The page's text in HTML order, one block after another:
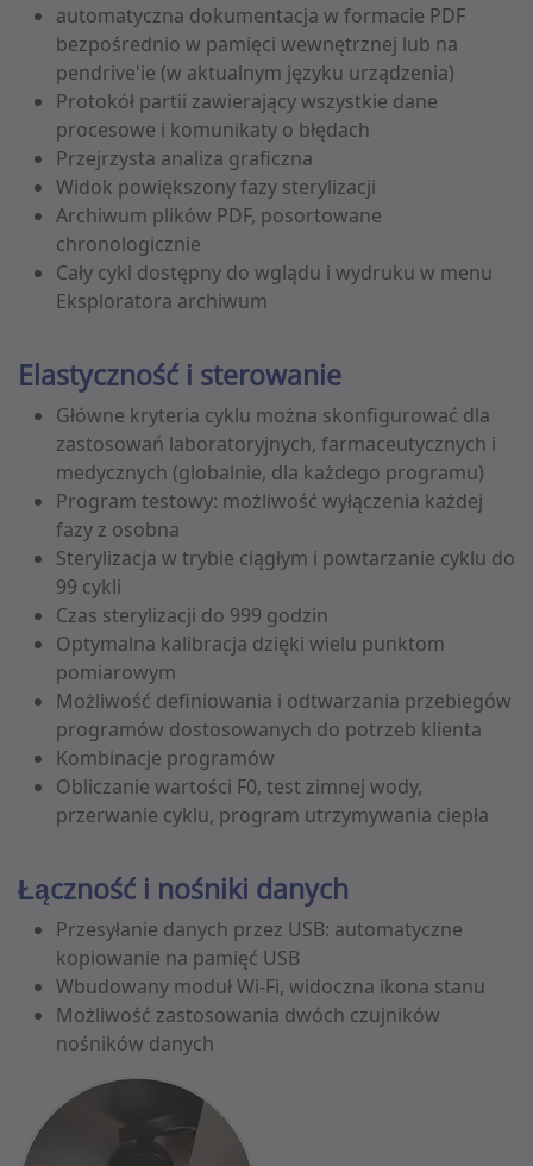
automatyczna dokumentacja w formacie PDF
bezpośrednio w pamięci wewnętrznej lub na
pendrive'ie (w aktualnym języku urządzenia)
Protokół partii zawierający wszystkie dane
procesowe i komunikaty o błędach
Przejrzysta analiza graficzna
Widok powiększony fazy sterylizacji
Archiwum plików PDF, posortowane
chronologicznie
Cały cykl dostępny do wglądu i wydruku w menu
Eksploratora archiwum
Elastyczność i sterowanie
Główne kryteria cyklu można skonfigurować dla
zastosowań laboratoryjnych, farmaceutycznych i
medycznych (globalnie, dla każdego programu)
Program testowy: możliwość wyłączenia każdej
fazy z osobna
Sterylizacja w trybie ciągłym i powtarzanie cyklu do
99 cykli
Czas sterylizacji do 999 godzin
Optymalna kalibracja dzięki wielu punktom
pomiarowym
Możliwość definiowania i odtwarzania przebiegów
programów dostosowanych do potrzeb klienta
Kombinacje programów
Obliczanie wartości F0, test zimnej wody,
przerwanie cyklu, program utrzymywania ciepła
Łączność i nośniki danych
Przesyłanie danych przez USB: automatyczne
kopiowanie na pamięć USB
Wbudowany moduł Wi-Fi, widoczna ikona stanu
Możliwość zastosowania dwóch czujników
nośników danych